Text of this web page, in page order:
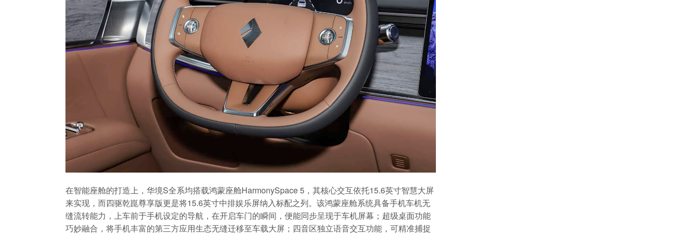
在智能座舱的打造上，华境S全系均搭载鸿蒙座舱HarmonySpace 5，其核心交互依托15.6英寸智慧大屏
来实现，而四驱乾崑尊享版更是将15.6英寸中排娱乐屏纳入标配之列。该鸿蒙座舱系统具备手机车机无
缝流转能力，上车前于手机设定的导航，在开启车门的瞬间，便能同步呈现于车机屏幕；超级桌面功能
巧妙融合，将手机丰富的第三方应用生态无缝迁移至车载大屏；四音区独立语音交互功能，可精准捕捉